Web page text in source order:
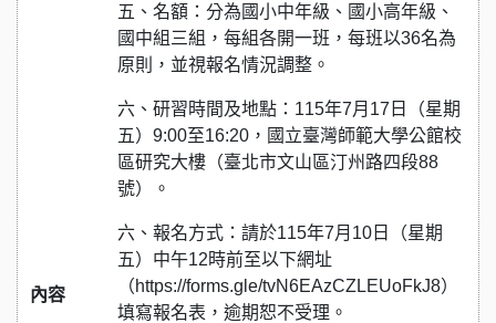
內容
五、名額：分為國小中年級、國小高年級、
國中組三組，每組各開一班，每班以36名為
原則，並視報名情況調整。
六、研習時間及地點：115年7月17日（星期
五）9:00至16:20，國立臺灣師範大學公館校
區研究大樓（臺北市文山區汀州路四段88
號）。
六、報名方式：請於115年7月10日（星期
五）中午12時前至以下網址
（https://forms.gle/tvN6EAzCZLEUoFkJ8）
填寫報名表，逾期恕不受理。